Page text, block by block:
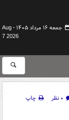
جمعه ۱۶ مرداد ۱۴۰۵ -
Aug
7 2026
۰ نظر
چاپ